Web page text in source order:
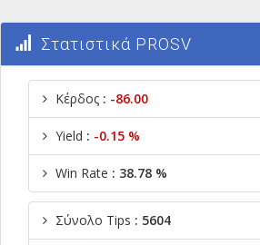
Στατιστικά PROSV
Κέρδος : -86.00
Yield : -0.15 %
Win Rate : 38.78 %
Σύνολο Tips : 5604